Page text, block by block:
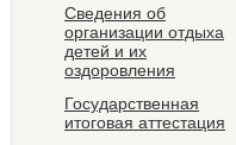
Сведения об
организации отдыха
детей и их
оздоровления
Государственная
итоговая аттестация